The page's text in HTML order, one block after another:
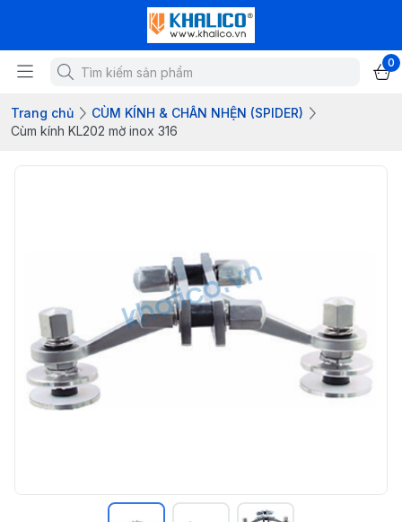
0
Trang chủ
CÙM KÍNH & CHÂN NHỆN (SPIDER)
Cùm kính KL202 mờ inox 316